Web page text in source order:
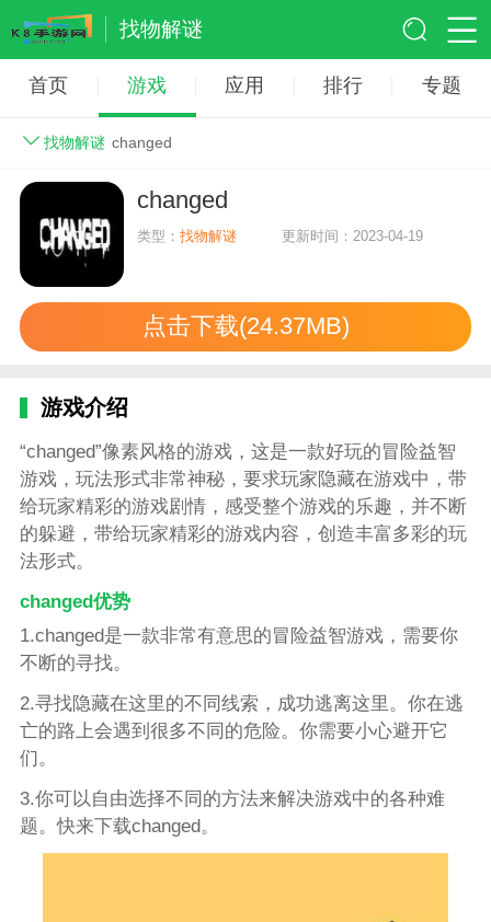
找物解谜
首页 游戏 应用 排行 专题
找物解谜 changed
changed
类型：找物解谜 更新时间：2023-04-19
点击下载(24.37MB)
游戏介绍
“changed”像素风格的游戏，这是一款好玩的冒险益智
游戏，玩法形式非常神秘，要求玩家隐藏在游戏中，带
给玩家精彩的游戏剧情，感受整个游戏的乐趣，并不断
的躲避，带给玩家精彩的游戏内容，创造丰富多彩的玩
法形式。
changed优势
1.changed是一款非常有意思的冒险益智游戏，需要你
不断的寻找。
2.寻找隐藏在这里的不同线索，成功逃离这里。你在逃
亡的路上会遇到很多不同的危险。你需要小心避开它
们。
3.你可以自由选择不同的方法来解决游戏中的各种难
题。快来下载changed。